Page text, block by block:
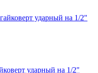
ударный на 1/2"